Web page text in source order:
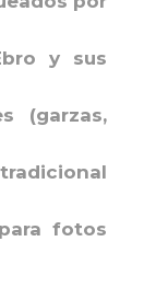
y sus
(garzas,
fotos